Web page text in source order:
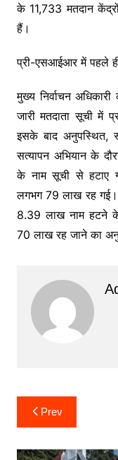
के 11,733 मतदान
हैं।
प्री-एसआईआर में पहले
मुख्य निर्वाचन
जारी मतदाता सूची में
इसके बाद अनुपस्थित,
सत्यापन अभियान के
के नाम सूची से हटाए
लगभग 79 लाख रह
8.39 लाख नाम हटने
70 लाख रह जाने का
Post
navigation
Prev